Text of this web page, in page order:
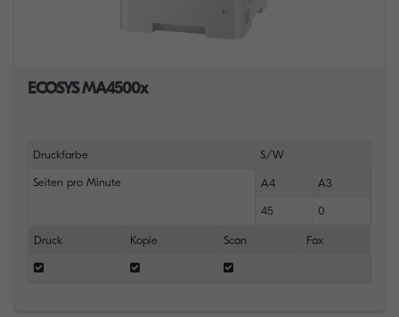
ECOSYS MA4500x
Druckfarbe S/W
Seiten pro Minute A4 A3
45 0
Druck Kopie Scan Fax